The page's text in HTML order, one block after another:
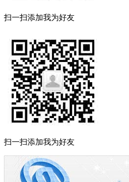
扫一扫添加我为好友
扫一扫添加我为好友